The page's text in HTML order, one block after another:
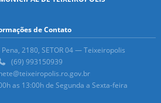
de Contato
2180, SETOR 04 — Teixeiropolis
(69) 993150939
as 13:00h de Segunda a Sexta-feira